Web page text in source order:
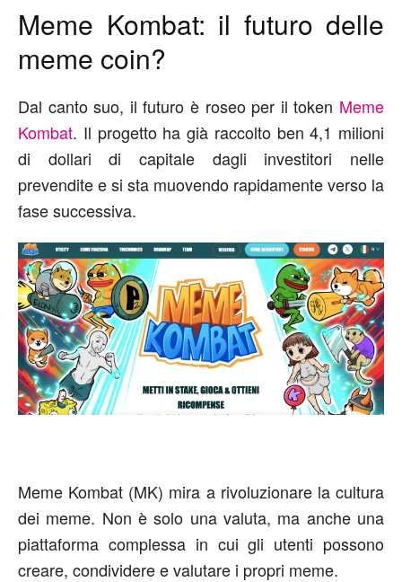
Meme Kombat: il futuro delle
meme coin?
Dal canto suo, il futuro è roseo per il token Meme
Kombat. Il progetto ha già raccolto ben 4,1 milioni
di dollari di capitale dagli investitori nelle
prevendite e si sta muovendo rapidamente verso la
fase successiva.
Meme Kombat (MK) mira a rivoluzionare la cultura
dei meme. Non è solo una valuta, ma anche una
piattaforma complessa in cui gli utenti possono
creare, condividere e valutare i propri meme.